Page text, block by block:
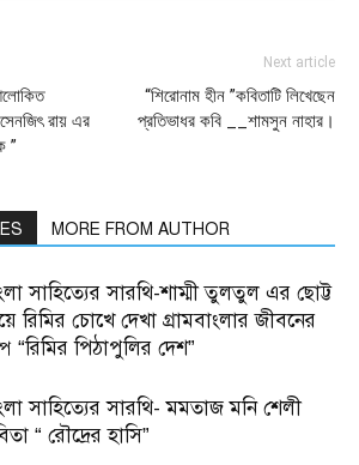
রায় এর
”
Next article
“শিরোনাম হীন ”কবিতাটি লিখেছেন
প্রতিভাধর কবি __শামসুন নাহার।
MORE FROM AUTHOR
সাহিত্যের সারথি-শাম্মী তুলতুল এর ছোট্ট
রিমির চোখে দেখা গ্রামবাংলার জীবনের
“রিমির পিঠাপুলির দেশ”
সাহিত্যের সারথি- মমতাজ মনি শেলী
“ রৌদ্রের হাসি”